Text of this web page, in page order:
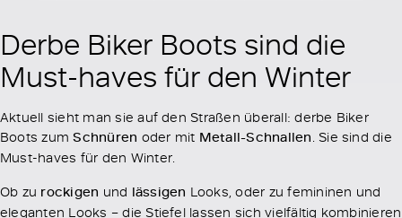
Derbe Biker Boots sind die
Must-haves für den Winter
Aktuell sieht man sie auf den Straßen überall: derbe Biker
Boots zumSchnüren oder mit Metall-Schnallen . Sie sind die
Must-haves für den Winter.
Ob zu rockigen und lässigen Looks, oder zu femininen und
eleganten Looks – die Stiefel lassen sich vielfältig kombinieren